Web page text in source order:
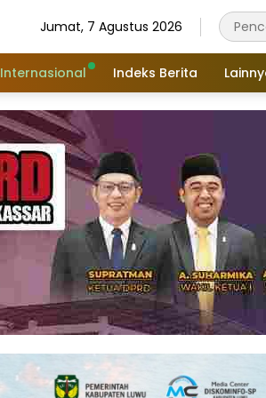
Jumat, 7 Agustus 2026
Internasional Indeks Berita